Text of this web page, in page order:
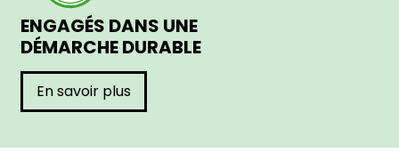
ENGAGÉS DANS UNE
DÉMARCHE DURABLE
En savoir plus